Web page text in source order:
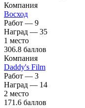
Компания
Восход
Работ — 9
Наград — 35
1 место
306.8 баллов
Компания
Daddy's Film
Работ — 3
Наград — 14
2 место
171.6 баллов